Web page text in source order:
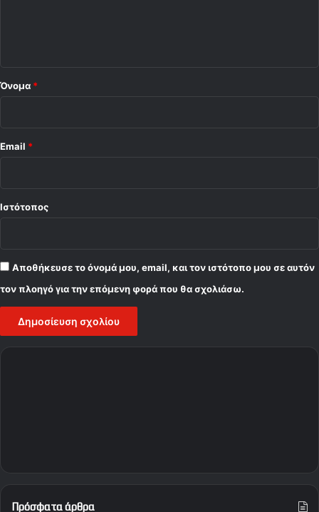
Όνομα *
Email *
Ιστότοπος
Αποθήκευσε το όνομά μου, email, και τον ιστότοπο μου σε αυτόν
τον πλοηγό για την επόμενη φορά που θα σχολιάσω.
Πρόσφατα άρθρα